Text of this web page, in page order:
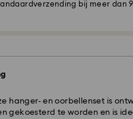
bij meer dan
hanger- en oorbellenset is
gekoesterd te worden en is
- GLS
werkdag worden
tijd: 2 werkdag na